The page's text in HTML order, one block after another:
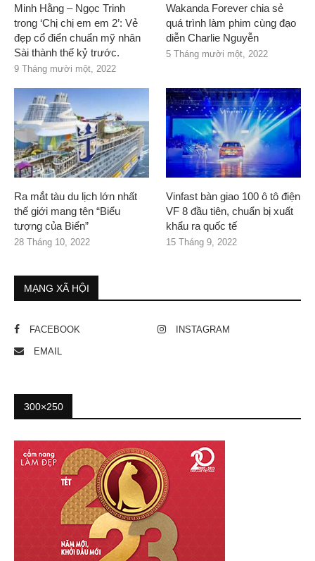
Minh Hằng – Ngọc Trinh
trong ‘Chị chị em em 2’: Vẻ
đẹp cổ điển chuẩn mỹ nhân
Sài thành thế kỷ trước.
9 Tháng mười một, 2022
Wakanda Forever chia sẻ
quá trình làm phim cùng đạo
diễn Charlie Nguyễn
5 Tháng mười một, 2022
Ra mắt tàu du lịch lớn nhất
thế giới mang tên “Biểu
tượng của Biển”
28 Tháng 10, 2022
Vinfast bàn giao 100 ô tô điện
VF 8 đầu tiên, chuẩn bị xuất
khẩu ra quốc tế
15 Tháng 9, 2022
MẠNG XÃ HỘI
FACEBOOK INSTAGRAM
EMAIL
300×250